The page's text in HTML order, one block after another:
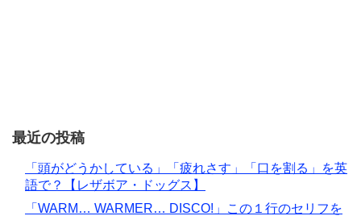
最近の投稿
「頭がどうかしている」「疲れさす」「口を割る」を英
語で？【レザボア・ドッグス】
「WARM… WARMER… DISCO!」この１行のセリフを